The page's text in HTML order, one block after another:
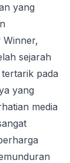
yang
Winner,
sejarah
pada
yang
media